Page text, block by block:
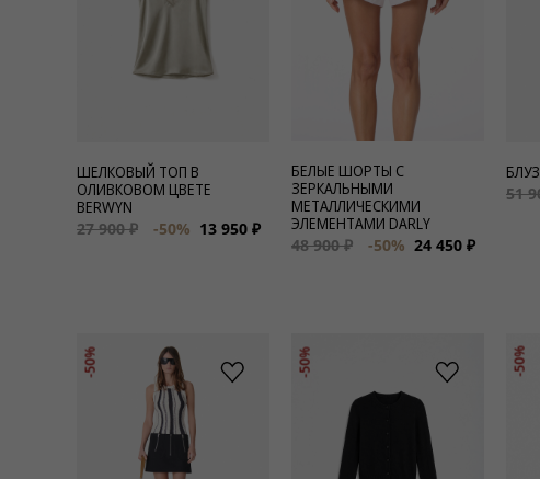
ШЕЛКОВЫЙ ТОП В
ОЛИВКОВОМ ЦВЕТЕ
BERWYN
27 900 ₽
-50% 13 950 ₽
БЕЛЫЕ ШОРТЫ С
ЗЕРКАЛЬНЫМИ
МЕТАЛЛИЧЕСКИМИ
ЭЛЕМЕНТАМИ DARLY
48 900 ₽
-50% 24 450 ₽
51
-50% -50% -50%